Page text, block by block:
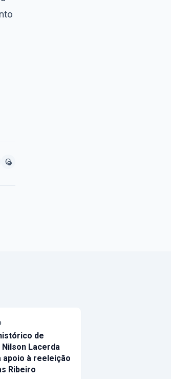
de
Nilson Lacerda
apoio à reeleição
Ribeiro